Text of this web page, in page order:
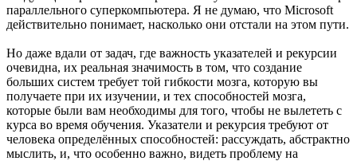
параллельного суперкомпьютера. Я не думаю, что Microsoft
действительно понимает, насколько они отстали на этом пути.
Но даже вдали от задач, где важность указателей и рекурсии
очевидна, их реальная значимость в том, что создание
больших систем требует той гибкости мозга, которую вы
получаете при их изучении, и тех способностей мозга,
которые были вам необходимы для того, чтобы не вылететь с
курса во время обучения. Указатели и рекурсия требуют от
человека определённых способностей: рассуждать, абстрактно
мыслить, и, что особенно важно, видеть проблему на